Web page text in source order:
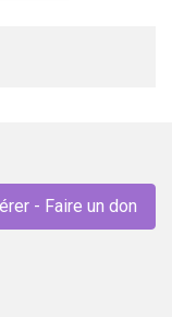
- Faire un don